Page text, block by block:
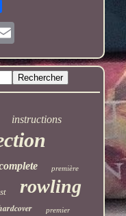
instructions
première
rowling
premier